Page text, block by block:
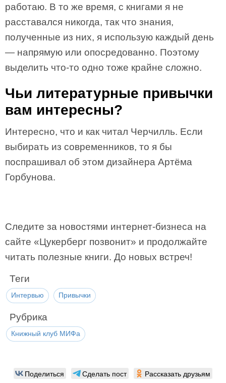
работаю. В то же время, с книгами я не
расставался никогда, так что знания,
полученные из них, я использую каждый день
— напрямую или опосредованно. Поэтому
выделить что-то одно тоже крайне сложно.
Чьи литературные привычки
вам интересны?
Интересно, что и как читал Черчилль. Если
выбирать из современников, то я бы
поспрашивал об этом дизайнера Артёма
Горбунова.
Следите за новостями интернет-бизнеса на
сайте «Цукерберг позвонит» и продолжайте
читать полезные книги. До новых встреч!
Теги
Интервью Привычки
Рубрика
Книжный клуб МИФа
Поделиться Сделать пост Рассказать друзьям